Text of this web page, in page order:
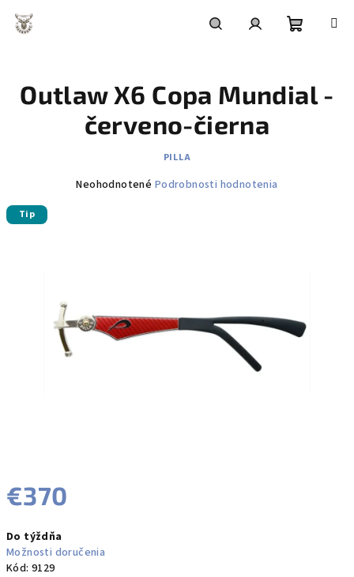
obsah
košík
€370
cena:
Do týždňa
Možnosti doručenia
Kód: 9129
Outlaw X6 Copa Mundial -
červeno-čierna
PILLA
Priemerné
Neohodnotené Podrobnosti hodnotenia
Tip